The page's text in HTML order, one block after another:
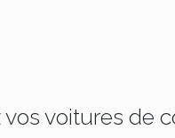
voitures de